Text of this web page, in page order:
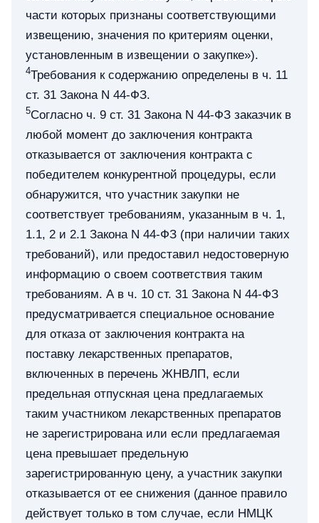
части которых признаны соответствующими
извещению, значения по критериям оценки,
установленным в извещении о закупке»).
4Требования к содержанию определены в ч. 11
ст. 31 Закона N 44-ФЗ.
5Согласно ч. 9 ст. 31 Закона N 44-ФЗ заказчик в
любой момент до заключения контракта
отказывается от заключения контракта с
победителем конкурентной процедуры, если
обнаружится, что участник закупки не
соответствует требованиям, указанным в ч. 1,
1.1, 2 и 2.1 Закона N 44-ФЗ (при наличии таких
требований), или предоставил недостоверную
информацию о своем соответствия таким
требованиям. А в ч. 10 ст. 31 Закона N 44-ФЗ
предусматривается специальное основание
для отказа от заключения контракта на
поставку лекарственных препаратов,
включенных в перечень ЖНВЛП, если
предельная отпускная цена предлагаемых
таким участником лекарственных препаратов
не зарегистрирована или если предлагаемая
цена превышает предельную
зарегистрированную цену, а участник закупки
отказывается от ее снижения (данное правило
действует только в том случае, если НМЦК